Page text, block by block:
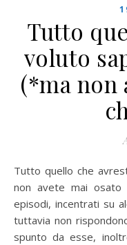
Tutto
voluto
(*ma non
Tutto quello che avreste voluto sapere sul sesso * (*ma
non avete mai osato
episodi, incentrati su
tuttavia non
spunto da esse,